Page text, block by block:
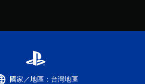
國家／地區：台灣地區